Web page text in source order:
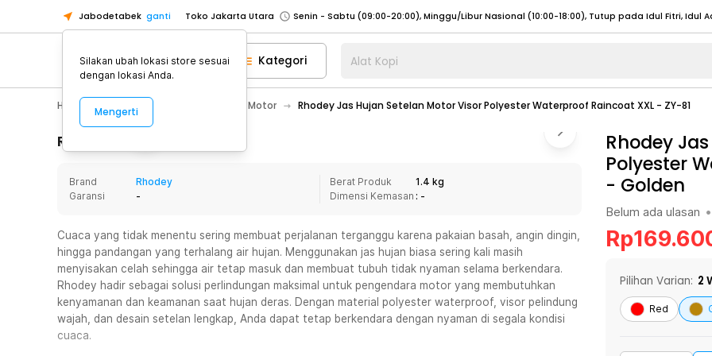
Jabodetabek ganti Toko Jakarta Utara
Toko Tangerang
Toko Cikupa
Pick n Go Jakarta Barat
Senin - Jumat (07:00 - 20:00), Sabtu - Minggu (08:00 - 20:00), Tutup pada Idul Fitri
Pick n Go Bekasi
Senin - Jumat (08:00 - 20:00), Sabtu - Minggu/ Libur Nasional (08:00 - 17:00) Selengkapnya
Senin - Jumat (08:00 - 20:00), Sabtu - Minggu/ Libur Nasional (08:00 - 17:00) Selengkapnya
Senin - Sabtu (09:00-20:00), Minggu/Libur Nasional (12:00-20:00), Tutup pada Idul Fitri
Senin - Sabtu (09:00-20:00), Minggu/Libur Nasional (12:00-20:00), Tutup pada Idul Fitri
Toko Tangerang
Toko Cikupa
Pick n Go Jakarta Barat
Senin - Jumat (07:00 - 20:00), Sabtu - Minggu (08:00 - 20:00), Tutup pada Idul Fitri
Pick n Go Bekasi
Senin - Jumat (08:00 - 20:00), Sabtu - Minggu/ Libur Nasional (08:00 - 17:00) Selengkapnya
Pick n Go Depok
Senin - Jumat (08:00 - 20:00), Sabtu - Minggu/ Libur Nasional (08:00 - 17:00)
Kategori Alat Kopi
Hobby Motor Jaket & Jas Hujan Motor Rhodey Jas Hujan Setelan Motor Visor Polyester Waterproof Raincoat XXL - ZY-81
Rincian Produk
Brand
Rhodey
Garansi
-
Berat Produk
1.4 kg
Dimensi Kemasan : -
Cuaca yang tidak menentu sering membuat perjalanan terganggu karena pakaian basah, angin dingin,
hingga pandangan yang terhalang air hujan. Menggunakan jas hujan biasa sering kali masih
menyisakan celah sehingga air tetap masuk dan membuat tubuh tidak nyaman selama berkendara.
Rhodey hadir sebagai solusi perlindungan maksimal untuk pengendara motor yang membutuhkan
kenyamanan dan keamanan saat hujan deras. Dengan material polyester waterproof, visor pelindung
wajah, dan desain setelan lengkap, Anda dapat tetap berkendara dengan nyaman di segala kondisi
cuaca.
Rhodey
Polyester
- Golden
Belum ada ulasan •
Rp
Pilihan Varian: 2
Red
Silakan ubah lokasi store sesuai
dengan lokasi Anda.
Mengerti